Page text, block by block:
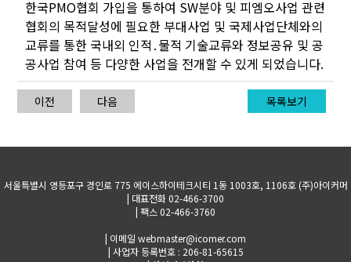
한국PMO협회 가입을 통하여 SW분야 및 피엠오사업 관련
협회의 목적달성에 필요한 부대사업 및 국제사업단체와의
교류를 통한 국내외 인적․물적 기술교류와 정보공유 및 공
공사업 참여 등 다양한 사업을 전개할 수 있게 되었습니다.
이전 다음 목록보기
서울특별시 영등포구 경인로 775 에이스하이테크시티 1동 1003호, 1106호 (주)아이커머
| 대표전화 02-466-3700
| 팩스 02-466-3760
| 이메일 webmaster@icomer.com
| 사업자 등록번호 : 206-81-65615